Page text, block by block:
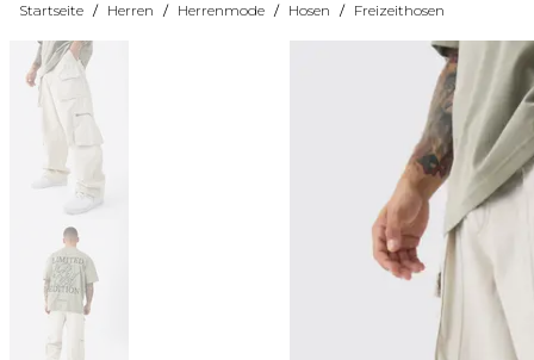
Startseite / Herren / Herrenmode / Hosen / Freizeithosen